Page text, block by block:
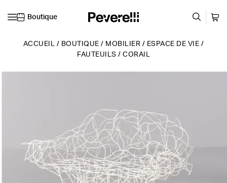
Boutique
ACCUEIL / BOUTIQUE / MOBILIER / ESPACE DE VIE /
FAUTEUILS / CORAIL